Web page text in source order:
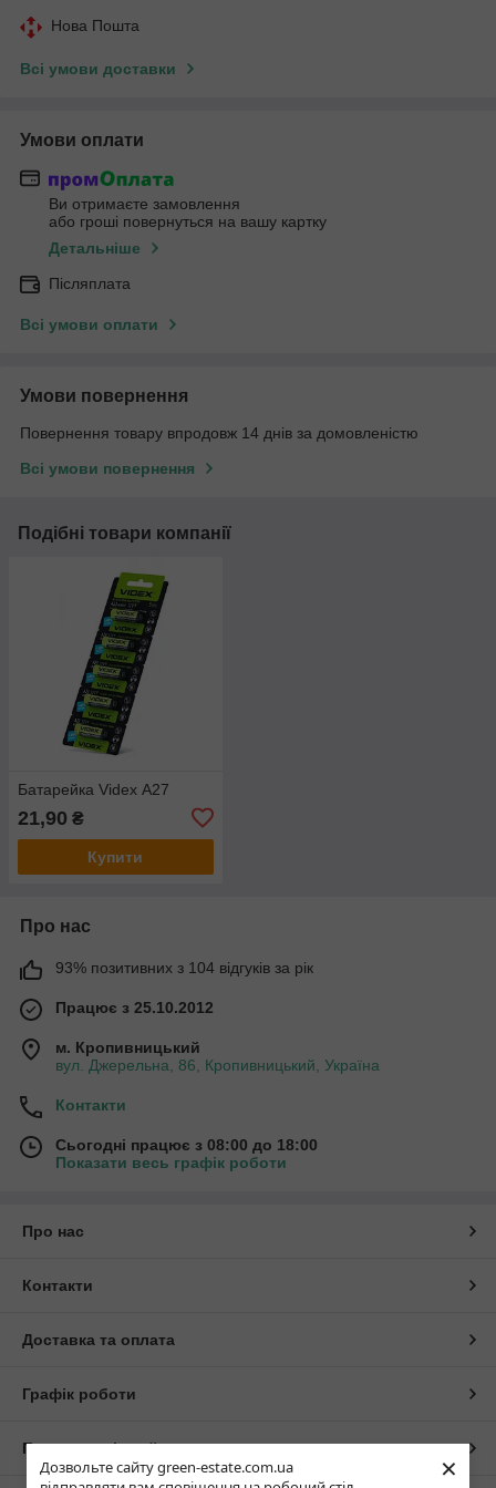
Дозвольте сайту green-estate.com.ua
×
Нова Пошта
Всі умови доставки
Умови оплати
Ви отримаєте замовлення
або гроші повернуться на вашу картку
Детальніше
Післяплата
Всі умови оплати
Умови повернення
Повернення товару впродовж 14 днів за домовленістю
Всі умови повернення
Подібні товари компанії
Батарейка Videx А27
21,90 ₴
Купити
Про нас
93% позитивних з 104 відгуків за рік
Працює з 25.10.2012
м. Кропивницький
вул. Джерельна, 86, Кропивницький, Україна
Контакти
Сьогодні працює з 08:00 до 18:00
Показати весь графік роботи
Про нас
Контакти
Доставка та оплата
Графік роботи
Повна версія сайту